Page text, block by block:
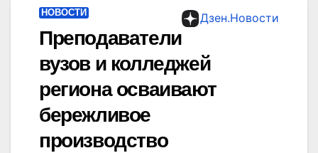
Дзен.Новости
НОВОСТИ
Преподаватели
вузов и колледжей
региона осваивают
бережливое
производство